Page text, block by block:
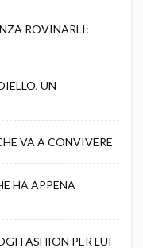
ROVINARLI:
UN
VA A CONVIVERE
HA APPENA
FASHION PER LUI